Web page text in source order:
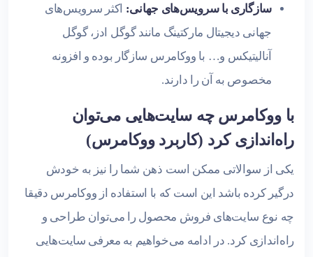
سازگاری با سرویس‌های جهانی: اکثر سرویس‌های
جهانی دیجیتال مارکتینگ مانند گوگل ادز، گوگل
آنالیتیکس و… با ووکامرس سازگار بوده و افزونه
مخصوص به آن را دارند.
با ووکامرس چه سایت‌هایی می‌توان
راه‌اندازی کرد (کاربرد ووکامرس)
یکی از سوالاتی ممکن است ذهن شما را نیز به خودش
درگیر کرده باشد این است که با استفاده از ووکامرس دقیقا
چه نوع سایت‌های فروش محصول را می‌توان طراحی و
راه‌اندازی کرد. در ادامه می‌خواهیم به معرفی سایت‌هایی